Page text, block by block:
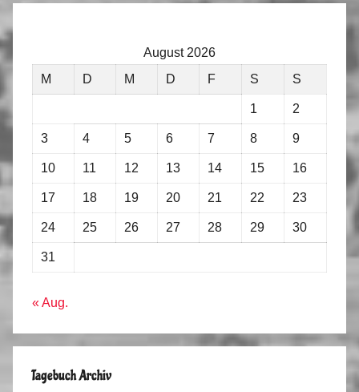
August 2026
M
D M D F S S
1 2
3 4 5 6 7 8 9
10 11 12 13 14 15 16
17 18 19 20 21 22 23
24 25 26 27 28 29 30
31
« Aug.
Tagebuch Archiv